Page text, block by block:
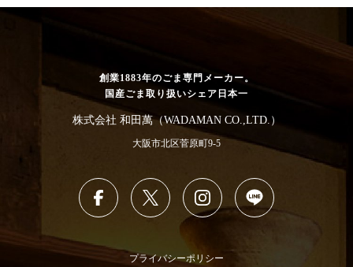
創業1883年のごま専門メーカー。
国産ごま取り扱いシェア日本一
株式会社 和田萬（WADAMAN CO.,LTD.）
大阪市北区菅原町9-5
プライバシーポリシー